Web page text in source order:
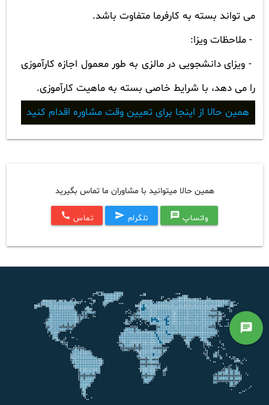
می تواند بسته به کارفرما متفاوت باشد.
- ملاحظات ویزا:
- ویزای دانشجویی درمالزی به طور معمول اجازه کارآموزی
را می دهد، با شرایط خاصی بسته به ماهیت کارآموزی.
همین حالا از اینجا برای تعیین وقت مشاوره اقدام کنید
همین حالا میتوانید با مشاوران ما تماس بگیرید
واتساپ message تلگرام send تماس call
chat